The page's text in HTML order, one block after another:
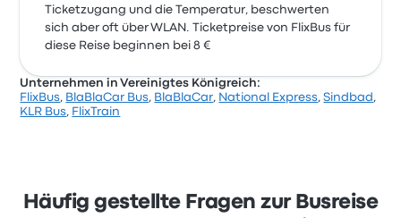
Ticketzugang und die Temperatur, beschwerten
sich aber oft über WLAN. Ticketpreise von FlixBus für
diese Reise beginnen bei 8 €
Unternehmen in Vereinigtes Königreich:
FlixBus, BlaBlaCar Bus, BlaBlaCar, National Express,Sindbad ,
KLR Bus, FlixTrain
Häufig gestellte Fragen zur Busreise